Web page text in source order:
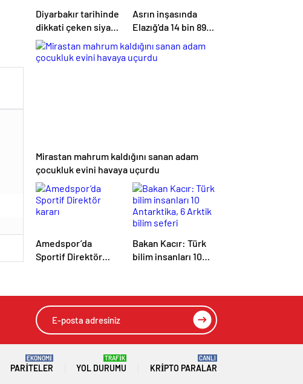
Diyarbakır tarihinde
dikkati çeken siyasi
af
Asrın inşasında
Elazığ'da 14 bin 894
bağımsız bölüm
inşa edildi
Mirastan mahrum kaldığını sanan adam
çocukluk evini havaya uçurdu
Amedspor’da
Sportif Direktör
Bakan Kacır: Türk
bilim insanları 10
gerçekleştirdi
PARITELER
EKONOMİ
YOL DURUMU
TRAFİK
KRIPTO PARALAR
CANLI